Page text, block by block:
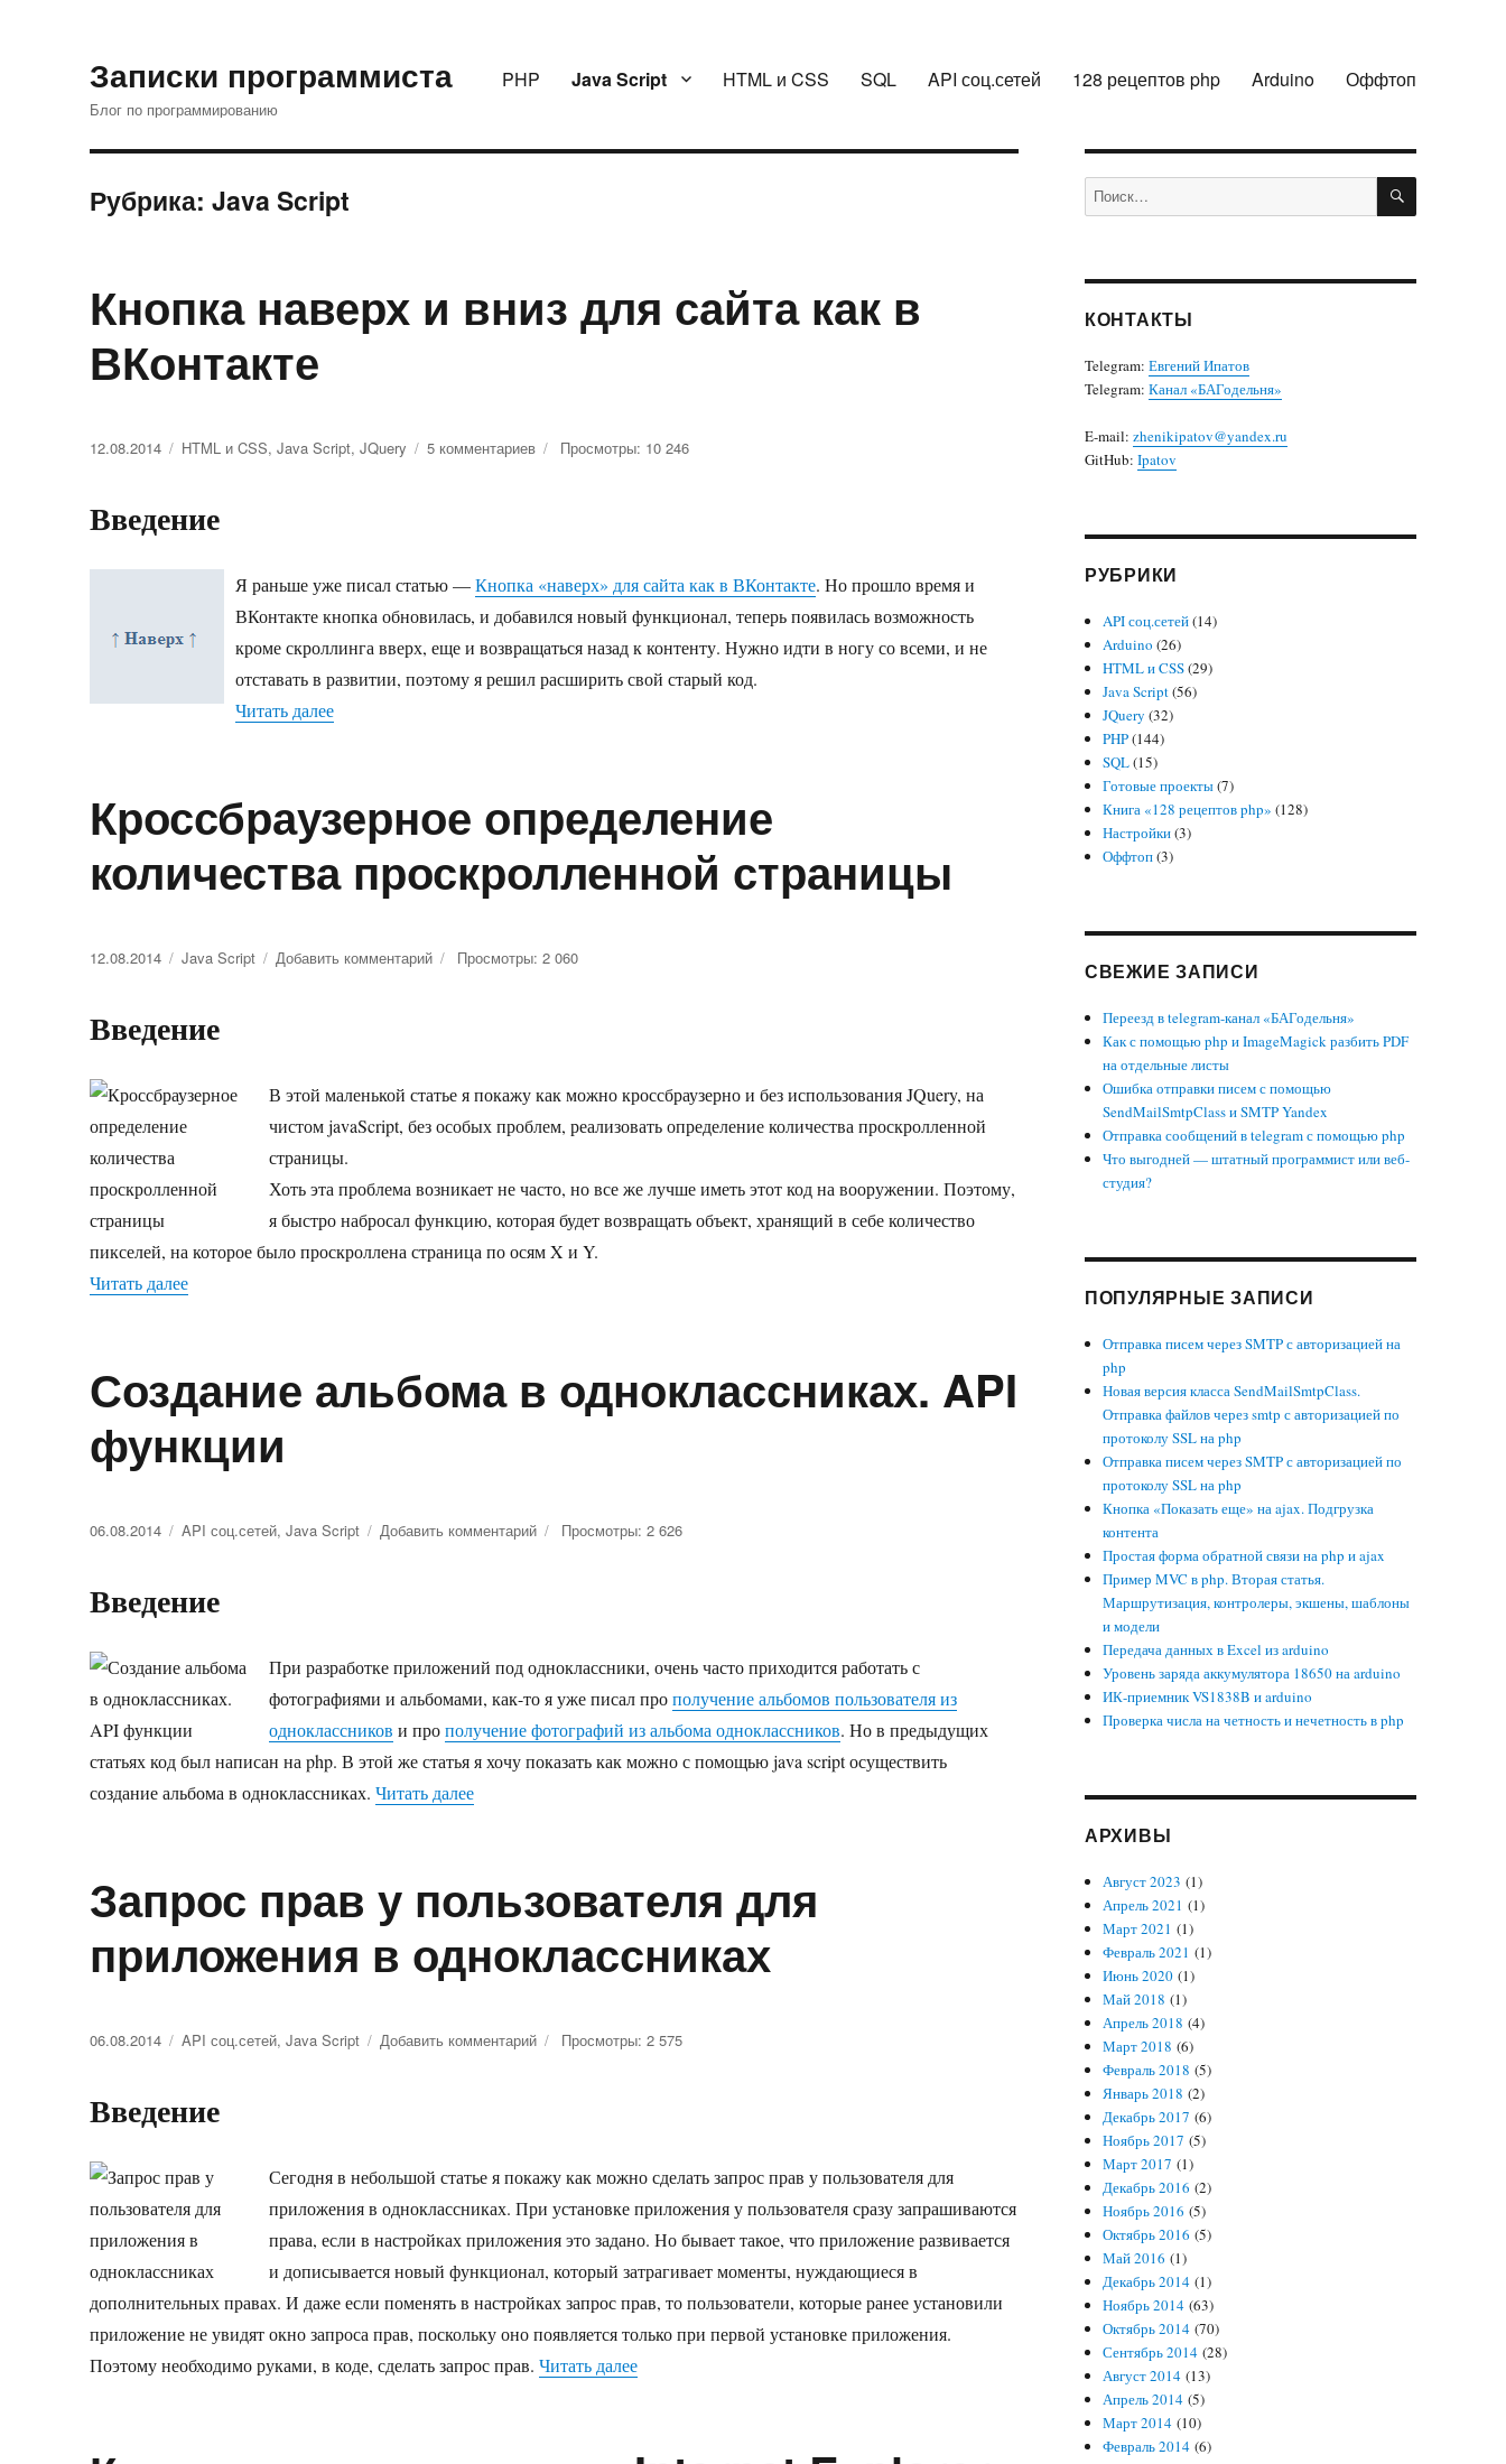
Записки программиста
Блог по программированию
PHP Java Script HTML и CSS SQL API соц.сетей 128 рецептов php Arduino Оффтоп
Рубрика: Java Script
Кнопка наверх и вниз для сайта как в
ВКонтакте
Опубликовано
12.08.2014 Рубрики
HTML и CSS,Java Script,JQuery 5 комментариев
для
сайта
в
ВКонтакте
Просмотры: 10 246
Введение
Я раньше уже писал статью —Кнопка «наверх» для сайта как в ВКонтакте. Но прошло время и
ВКонтакте кнопка обновилась, и добавился новый функционал, теперь появилась возможность
кроме скроллинга вверх, еще и возвращаться назад к контенту. Нужно идти в ногу со всеми, и не
отставать в развитии, поэтому я решил расширить свой старый код.
Читать далее
Кроссбраузерное определение
количества проскролленной страницы
Опубликовано
12.08.2014 Рубрики
Java Script Добавить комментарий
страницы
Просмотры: 2 060
Введение
В этой маленькой статье я покажу как можно кроссбраузерно и без использования JQuery, на
чистом javaScript, без особых проблем, реализовать определение количества проскролленной
страницы.
Хоть эта проблема возникает не часто, но все же лучше иметь этот код на вооружении. Поэтому,
я быстро набросал функцию, которая будет возвращать объект, хранящий в себе количество
пикселей, на которое было проскроллена страница по осям X и Y.
Читать далее
Создание альбома в одноклассниках. API
функции
Опубликовано
06.08.2014 Рубрики
API соц.сетей,Java Script Добавить комментарий
API
функции
Просмотры: 2 626
Введение
При разработке приложений под одноклассники, очень часто приходится работать с
фотографиями и альбомами, как-то я уже писал прополучение альбомов пользователя из
одноклассников и прополучение фотографий из альбома одноклассников. Но в предыдущих
статьях код был написан на php. В этой же статья я хочу показать как можно с помощью java script осуществить
создание альбома в одноклассниках.Читать далее
Запрос прав у пользователя для
приложения в одноклассниках
Опубликовано
06.08.2014 Рубрики
API соц.сетей,Java Script Добавить комментарий
для
приложения
одноклассниках
Просмотры: 2 575
Введение
Сегодня в небольшой статье я покажу как можно сделать запрос прав у пользователя для
приложения в одноклассниках. При установке приложения у пользователя сразу запрашиваются
права, если в настройках приложения это задано. Но бывает такое, что приложение развивается
и дописывается новый функционал, который затрагивает моменты, нуждающиеся в
дополнительных правах. И даже если поменять в настройках запрос прав, то пользователи, которые ранее установили
приложение не увидят окно запроса прав, поскольку оно появляется только при первой установке приложения.
Поэтому необходимо руками, в коде, сделать запрос прав.Читать далее «Запрос прав у пользователя для приложения в одноклассниках»
Искать: ПОИСК
КОНТАКТЫ
Telegram: Евгений Ипатов
Telegram: Канал «БАГодельня»
E-mail: zhenikipatov@yandex.ru
GitHub: Ipatov
РУБРИКИ
API соц.сетей(14)
Arduino (26)
HTML и CSS(29)
Java Script(56)
JQuery (32)
PHP(144)
SQL(15)
Готовые проекты(7)
Книга «128 рецептов php» (128)
Настройки(3)
Оффтоп(3)
СВЕЖИЕ ЗАПИСИ
Переезд в telegram-канал «БАГодельня»
Как с помощью php и ImageMagick разбить PDF
на отдельные листы
Ошибка отправки писем с помощью
SendMailSmtpClass и SMTP Yandex
Отправка сообщений в telegram с помощью php
Что выгодней — штатный программист или веб-
студия?
ПОПУЛЯРНЫЕ ЗАПИСИ
Отправка писем через SMTP с авторизацией на
php
Новая версия класса SendMailSmtpClass.
Отправка файлов через smtp с авторизацией по
протоколу SSL на php
Отправка писем через SMTP с авторизацией по
протоколу SSL на php
Кнопка «Показать еще» на ajax. Подгрузка
контента
Простая форма обратной связи на php и ajax
Пример MVC в php. Вторая статья.
Маршрутизация, контролеры, экшены, шаблоны
и модели
Передача данных в Excel из arduino
Уровень заряда аккумулятора 18650 на arduino
ИК-приемник VS1838B и arduino
Проверка числа на четность и нечетность в php
АРХИВЫ
Август 2023 (1)
Апрель 2021 (1)
Март 2021 (1)
Февраль 2021 (1)
Июнь 2020 (1)
Май 2018 (1)
Апрель 2018 (4)
Март 2018 (6)
Февраль 2018 (5)
Январь 2018 (2)
Декабрь 2017 (6)
Ноябрь 2017 (5)
Март 2017 (1)
Декабрь 2016 (2)
Ноябрь 2016 (5)
Октябрь 2016 (5)
Май 2016 (1)
Декабрь 2014 (1)
Ноябрь 2014 (63)
Октябрь 2014 (70)
Сентябрь 2014 (28)
Август 2014 (13)
Апрель 2014 (5)
Март 2014 (10)
Февраль 2014 (6)